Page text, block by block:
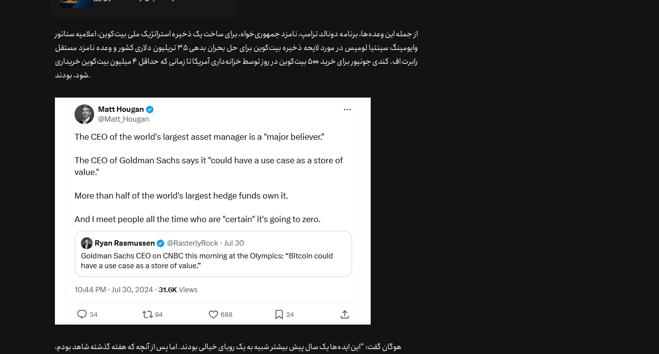
از جمله این وعده‌ها، برنامه دونالد ترامپ، نامزد جمهوری‌خواه، برای ساخت یک ذخیره استراتژیک ملی بیت‌کوین، اعلامیه سناتور
وایومینگ سینتیا لومیس در مورد لایحه ذخیره بیت‌کوین برای حل بحران بدهی ۳۵ تریلیون دلاری کشور و وعده نامزد مستقل
رابرت اف. کندی جونیور برای خرید ۵۰۰ بیت‌کوین در روز توسط خزانه‌داری آمریکا تا زمانی که حداقل ۴ میلیون بیت‌کوین خریداری
شود، بودند.
هوگان گفت: “این ایده‌ها یک سال پیش بیشتر شبیه به یک رویای خیالی بودند. اما پس از آنچه که هفته گذشته شاهد بودم،